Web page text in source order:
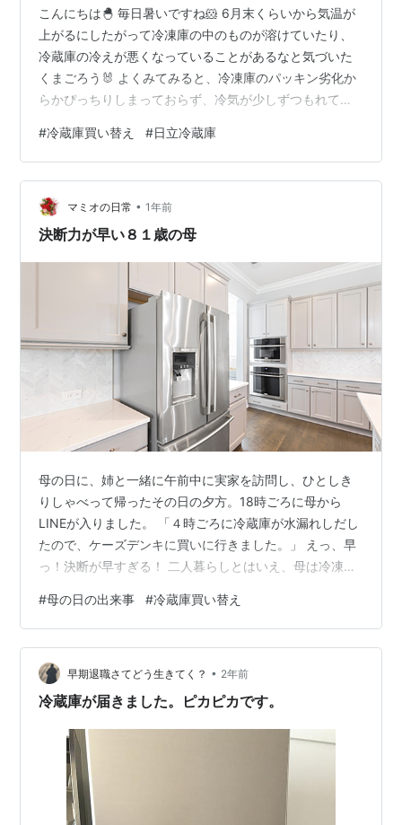
こんにちは🐣 毎日暑いですね🐹 6月末くらいから気温が
上がるにしたがって冷凍庫の中のものが溶けていたり、
冷蔵庫の冷えが悪くなっていることがあるなと気づいた
くまごろう🐰 よくみてみると、冷凍庫のパッキン劣化か
らかぴっちりしまっておらず、冷気が少しずつもれてい
買い替えることに😀 もともと冷蔵庫が左開きで今の間取
りだと壁側からしか開けることができず、とても不便で
した🐵 子どもを片手で抱っこしながら後ろのコンロにあ
たらないようにしつつ壁にひっついて開けていたので一
苦労だったのですが、中央開きになりとてもあけやすく
#冷蔵庫買い替え #日立冷蔵庫
マミオの日常 • 1年前
決断力が早い８１歳の母
母の日に、姉と一緒に午前中に実家を訪問し、ひとしき
りしゃべって帰ったその日の夕方。18時ごろに母から
LINEが入りました。 「４時ごろに冷蔵庫が水漏れしだし
たので、ケーズデンキに買いに行きました。」 えっ、早
っ！決断が早すぎる！ 二人暮らしとはいえ、母は冷凍食
きめ。 そういえば、あの冷蔵庫…買ったときから冷凍庫
の調子が悪かった気がする。 「何年使ったの？」と聞い
てみると、 「１７年」 ……それはもう、よく頑張ったと
言うしかない。 それを聞いた姉が一言。 「うちの冷蔵
庫、もう１８年だけど大丈夫かな？」 いや、ちょっと待
#母の日の出来事 #冷蔵庫買い替え
早期退職さてどう生きてく？ • 2年前
冷蔵庫が届きました。ピカピカです。